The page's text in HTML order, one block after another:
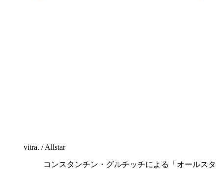
vitra. / Allstar
コンスタンチン・グルチッチによる「オールスタ